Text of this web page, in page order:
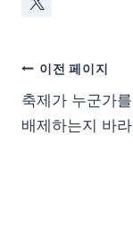
이전 페이지
축제가 누군가
배제하는지 바